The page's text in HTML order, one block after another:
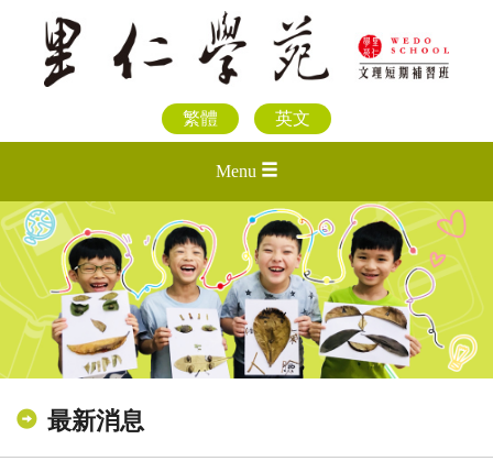
繁體 英文
Menu
最新消息